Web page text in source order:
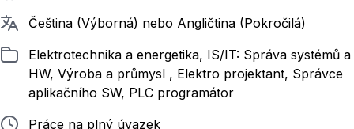
Požadované jazyky
Čeština (Výborná) nebo Angličtina (Pokročilá)
ZařazenoElektrotechnika a energetika, IS/IT: Správa systémů a
HW, Výroba a průmysl , Elektro projektant, Správce
aplikačního SW, PLC programátor
Typ pracovního poměru
Práce na plný úvazek